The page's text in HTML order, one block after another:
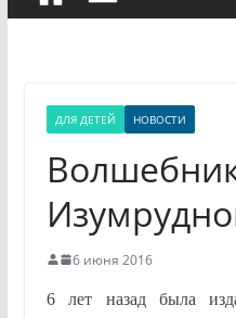
ДЛЯ ДЕТЕЙ НОВОСТИ
6 июня 2016
6 лет назад была